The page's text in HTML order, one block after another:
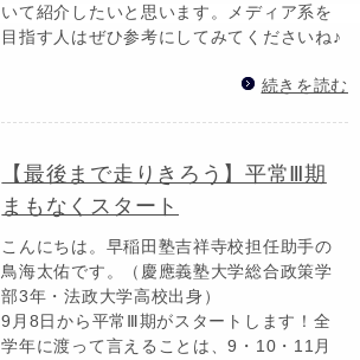
いて紹介したいと思います。メディア系を
目指す人はぜひ参考にしてみてくださいね♪
続きを読む
【最後まで走りきろう】平常Ⅲ期
まもなくスタート
こんにちは。早稲田塾吉祥寺校担任助手の
鳥海太佑です。（慶應義塾大学総合政策学
部3年・法政大学高校出身）
9月8日から平常Ⅲ期がスタートします！全
学年に渡って言えることは、9・10・11月